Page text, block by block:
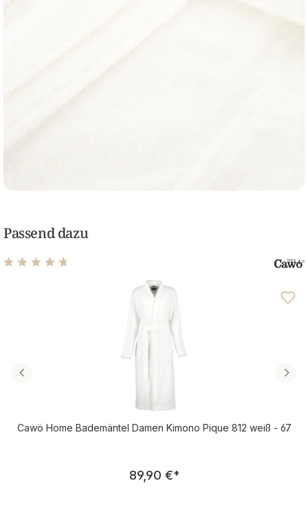
Passend dazu
Durchschnittliche Bewertung von 4.8 von 5 Sternen
Cawö Home Bademäntel Damen Kimono Pique 812 weiß - 67
Regulärer Preis:
89,90 €*